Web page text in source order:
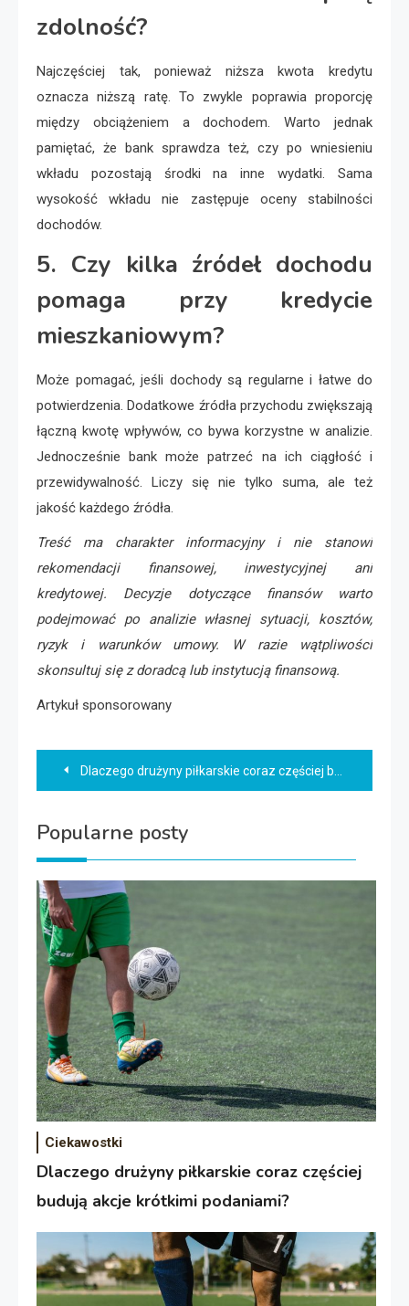
zdolność?
Najczęściej tak, ponieważ niższa kwota kredytu
oznacza niższą ratę. To zwykle poprawia proporcję
między obciążeniem a dochodem. Warto jednak
pamiętać, że bank sprawdza też, czy po wniesieniu
wkładu pozostają środki na inne wydatki. Sama
wysokość wkładu nie zastępuje oceny stabilności
dochodów.
5. Czy kilka źródeł dochodu
pomaga przy kredycie
mieszkaniowym?
Może pomagać, jeśli dochody są regularne i łatwe do
potwierdzenia. Dodatkowe źródła przychodu zwiększają
łączną kwotę wpływów, co bywa korzystne w analizie.
Jednocześnie bank może patrzeć na ich ciągłość i
przewidywalność. Liczy się nie tylko suma, ale też
jakość każdego źródła.
Treść ma charakter informacyjny i nie stanowi
rekomendacji finansowej, inwestycyjnej ani
kredytowej. Decyzje dotyczące finansów warto
podejmować po analizie własnej sytuacji, kosztów,
ryzyk i warunków umowy. W razie wątpliwości
skonsultuj się z doradcą lub instytucją finansową.
Artykuł sponsorowany
Nawigacja
wpisu
Dlaczego drużyny piłkarskie coraz częściej budują akcje krótkimi podaniami?
Popularne posty
Ciekawostki
Dlaczego drużyny piłkarskie coraz częściej
budują akcje krótkimi podaniami?